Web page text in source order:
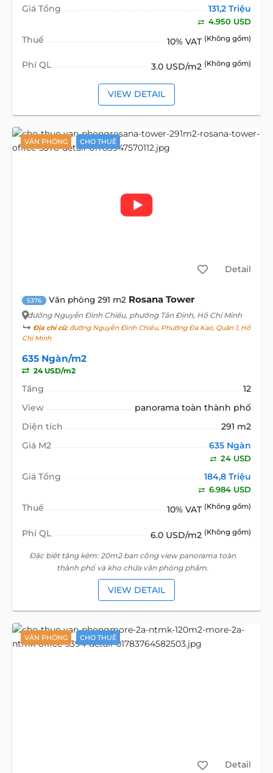
Giá Tổng 131,2 Triệu
4.950 USD
Thuế 10% VAT (Không gồm)
Phí QL 3.0 USD/m2 (Không gồm)
VIEW DETAIL
VĂN PHÒNG CHO THUÊ
Detail
5376 Văn phòng 291 m2 Rosana Tower
đường Nguyễn Đình Chiểu, phường Tân Định, Hồ Chí Minh
Địa chỉ cũ:đường Nguyễn Đình Chiểu, Phường Đa Kao, Quận 1, Hồ
Chí Minh
635 Ngàn/m2
24 USD/m2
Tầng
12
View
panorama toàn thành phố
Diện tích
291 m2
Giá M2
635 Ngàn
24 USD
Giá Tổng 184,8 Triệu
6.984 USD
Thuế 10% VAT (Không gồm)
Phí QL 6.0 USD/m2 (Không gồm)
Đặc biệt tặng kèm: 20m2 ban công view panorama toàn
thành phố và kho chứa văn phòng phẩm.
VIEW DETAIL
VĂN PHÒNG CHO THUÊ
Detail